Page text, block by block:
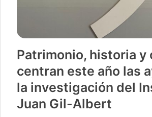
Patrimonio, historia y
centran este año las
la investigación del
Juan Gil-Albert